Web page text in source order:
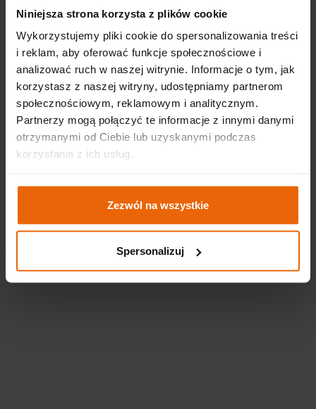
Niniejsza strona korzysta z plików cookie
Wykorzystujemy pliki cookie do spersonalizowania treści
i reklam, aby oferować funkcje społecznościowe i
analizować ruch w naszej witrynie. Informacje o tym, jak
korzystasz z naszej witryny, udostępniamy partnerom
społecznościowym, reklamowym i analitycznym.
Partnerzy mogą połączyć te informacje z innymi danymi
otrzymanymi od Ciebie lub uzyskanymi podczas
korzystania z ich usług.
Zezwól na wszystkie
Spersonalizuj
Realizace: Ideo